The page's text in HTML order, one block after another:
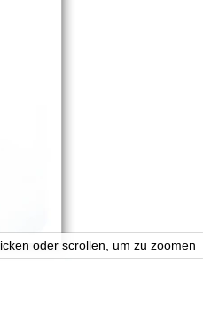
oder scrollen, um zu zoomen